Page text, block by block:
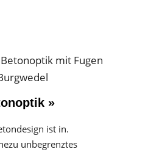
»
ist in.
unbegrenztes